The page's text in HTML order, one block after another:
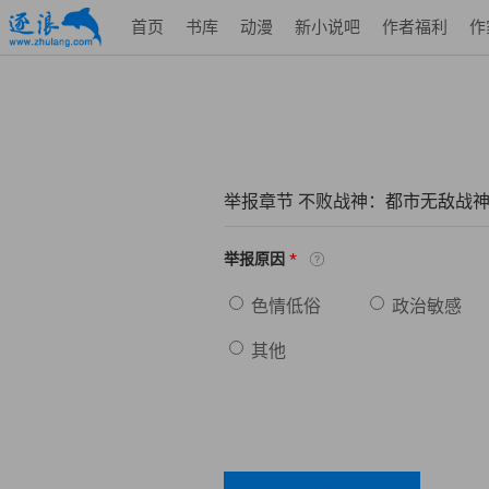
首页 书库 动漫 新小说吧 作者福利 作
举报章节 不败战神：都市无敌
举报原因 *
色情低俗 政治敏感
其他